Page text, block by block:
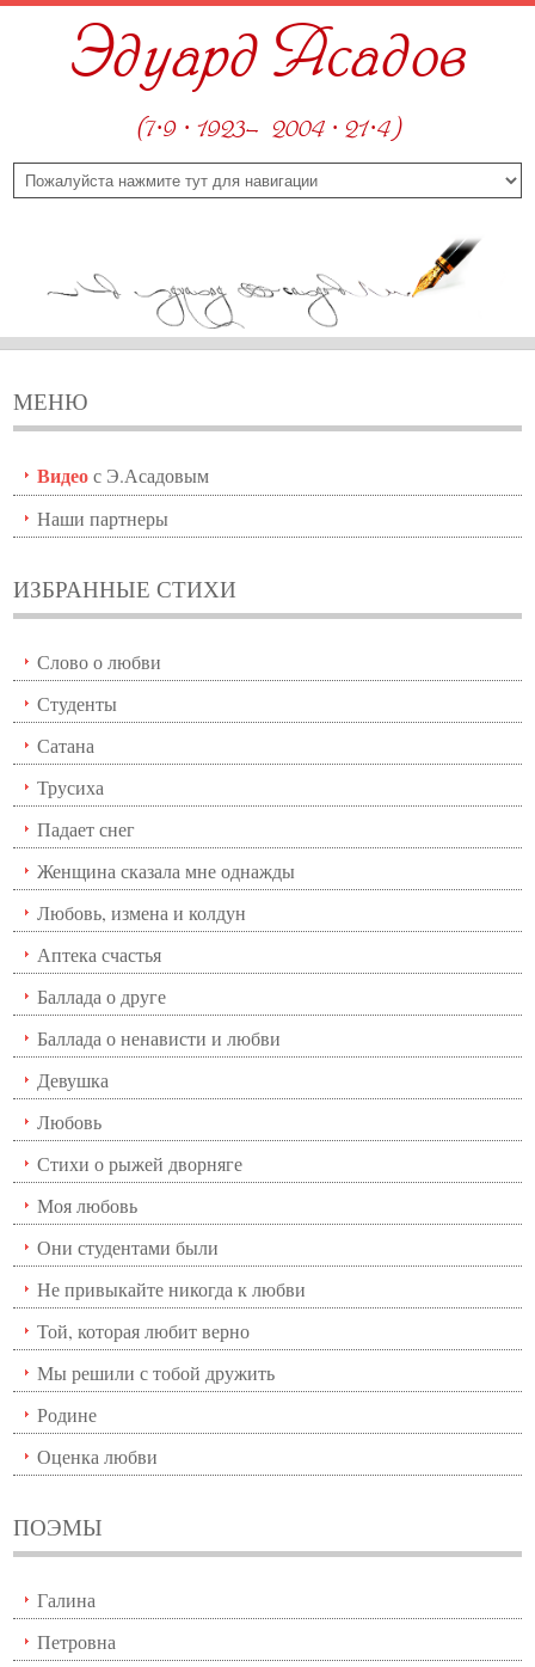
Эдуард Асадов
(7·9 · 1923—2004 · 21·4)
МЕНЮ
Видеос Э.Асадовым
Наши партнеры
ИЗБРАННЫЕ СТИХИ
Слово о любви
Студенты
Сатана
Трусиха
Падает снег
Женщина сказала мне однажды
Любовь, измена и колдун
Аптека счастья
Баллада о друге
Баллада о ненависти и любви
Девушка
Любовь
Стихи о рыжей дворняге
Моя любовь
Они студентами были
Не привыкайте никогда к любви
Той, которая любит верно
Мы решили с тобой дружить
Родине
Оценка любви
ПОЭМЫ
Галина
Петровна